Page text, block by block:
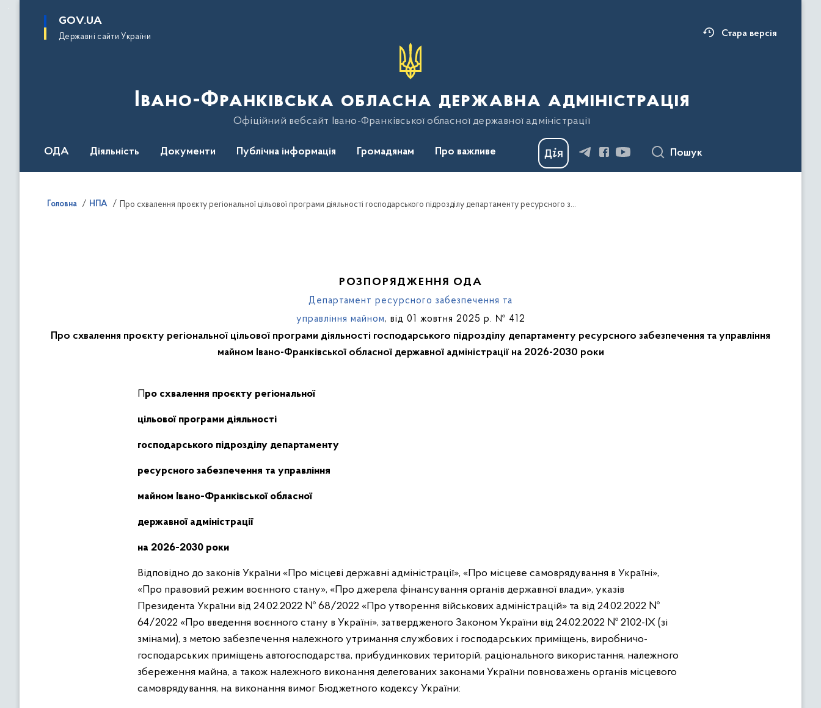
основного
GOV.UA
Державні сайти України Стара версія
Івано-Франківська обласна державна адміністрація
Офіційний вебсайт Івано-Франківської обласної державної адміністрації
ОДА Діяльність Документи Публічна інформація Громадянам Про важливе Пошук
Головна НПА Про схвалення проєкту регіональної цільової програми діяльності господарського підрозділу департаменту ресурсного забезпечення та управління майном Івано-Франківської обласної державної адміністрації на 2026-2030 роки
РОЗПОРЯДЖЕННЯ ОДА
Департамент ресурсного забезпечення та
управління майном, від 01 жовтня 2025 р. № 412
Про схвалення проєкту регіональної цільової програми діяльності господарського підрозділу департаменту ресурсного забезпечення та управління
майном Івано-Франківської обласної державної адміністрації на 2026-2030 роки
Про схвалення проєкту регіональної
цільової програми діяльності
господарського підрозділу департаменту
ресурсного забезпечення та управління
майном Івано-Франківської обласної
державної адміністрації
на 2026-2030 роки
Відповідно до законів України «Про місцеві державні адміністрації», «Про місцеве самоврядування в Україні»,
«Про правовий режим воєнного стану», «Про джерела фінансування органів державної влади», указів
Президента України від 24.02.2022 № 68/2022 «Про утворення військових адміністрацій» та від 24.02.2022 №
64/2022 «Про введення воєнного стану в Україні», затвердженого Законом України від 24.02.2022 № 2102-ІХ (зі
змінами), з метою забезпечення належного утримання службових і господарських приміщень, виробничо-
господарських приміщень автогосподарства, прибудинкових територій, раціонального використання, належного
збереження майна, а також належного виконання делегованих законами України повноважень органів місцевого
самоврядування, на виконання вимог Бюджетного кодексу України: